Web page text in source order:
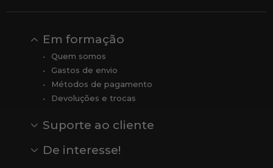
Em formação
Quem somos
Gastos de envio
Métodos de pagamento
Devoluções e trocas
Suporte ao cliente
Comentários
Comentários do Google
De interesse!